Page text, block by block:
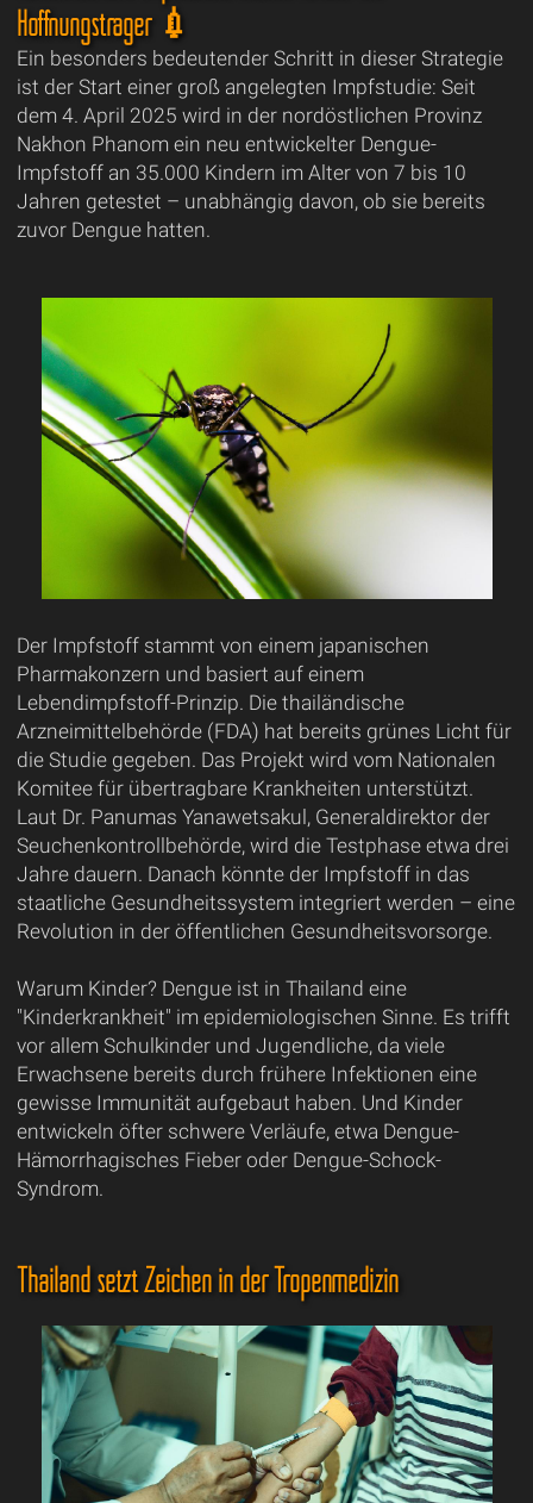
Hoffnungsträger 💉
Ein besonders bedeutender Schritt in dieser Strategie
ist der Start einer groß angelegten Impfstudie: Seit
dem 4. April 2025 wird in der nordöstlichen Provinz
Nakhon Phanom ein neu entwickelter Dengue-
Impfstoff an 35.000 Kindern im Alter von 7 bis 10
Jahren getestet – unabhängig davon, ob sie bereits
zuvor Dengue hatten.
Der Impfstoff stammt von einem japanischen
Pharmakonzern und basiert auf einem
Lebendimpfstoff-Prinzip. Die thailändische
Arzneimittelbehörde (FDA) hat bereits grünes Licht für
die Studie gegeben. Das Projekt wird vom Nationalen
Komitee für übertragbare Krankheiten unterstützt.
Laut Dr. Panumas Yanawetsakul, Generaldirektor der
Seuchenkontrollbehörde, wird die Testphase etwa drei
Jahre dauern. Danach könnte der Impfstoff in das
staatliche Gesundheitssystem integriert werden – eine
Revolution in der öffentlichen Gesundheitsvorsorge.
Warum Kinder? Dengue ist in Thailand eine
"Kinderkrankheit" im epidemiologischen Sinne. Es trifft
vor allem Schulkinder und Jugendliche, da viele
Erwachsene bereits durch frühere Infektionen eine
gewisse Immunität aufgebaut haben. Und Kinder
entwickeln öfter schwere Verläufe, etwa Dengue-
Hämorrhagisches Fieber oder Dengue-Schock-
Syndrom.
Thailand setzt Zeichen in der Tropenmedizin